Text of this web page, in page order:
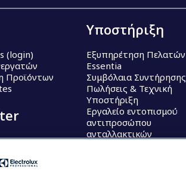
(login)
Προϊόντων
Υποστήριξη
Εξυπηρέτηση Πελατών
Essentia
Συμβόλαια Συντήρησης
Πωλήσεις & Τεχνική
Υποστήριξη
Εργαλείο εντοπισμού
αντιπροσώπου
ανταλλακτικών